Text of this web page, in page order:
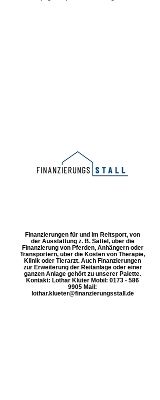
Finanzierungen für und im Reitsport, von
der Ausstattung z. B. Sättel, über die
Finanzierung von Pferden, Anhängern oder
Transportern, über die Kosten von Therapie,
Klinik oder Tierarzt. Auch Finanzierungen
zur Erweiterung der Reitanlage oder einer
ganzen Anlage gehört zu unserer Palette.
Kontakt: Lothar Klüter Mobil: 0173 - 586
9905 Mail:
lothar.klueter@finanzierungsstall.de